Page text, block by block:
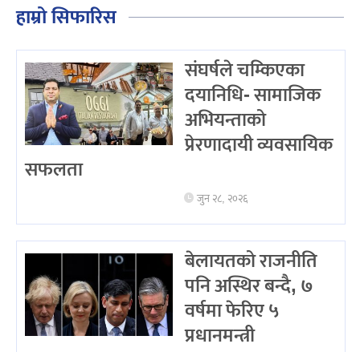
हाम्रो सिफारिस
संघर्षले चम्किएका
दयानिधि- सामाजिक
अभियन्ताको
प्रेरणादायी व्यवसायिक
सफलता
जुन २८, २०२६
बेलायतको राजनीति
पनि अस्थिर बन्दै, ७
वर्षमा फेरिए ५
प्रधानमन्त्री